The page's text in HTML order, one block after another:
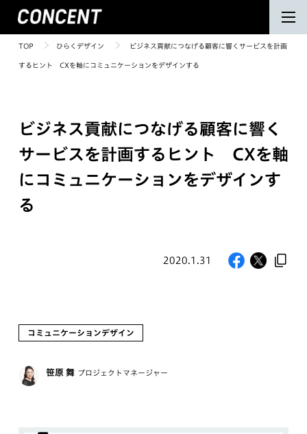
TOP ひらくデザイン ビジネス貢献につなげる顧客に響くサービスを計画
するヒント CXを軸にコミュニケーションをデザインする
ビジネス貢献につなげる顧客に響く
サービスを計画するヒント CXを軸
にコミュニケーションをデザインす
る
2020.1.31
コミュニケーションデザイン
笹原 舞 プロジェクトマネージャー